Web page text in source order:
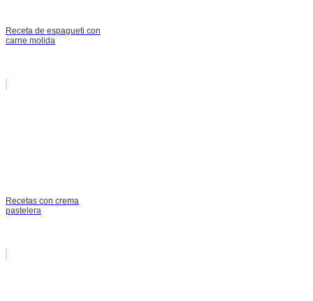
Receta de espagueti con
carne molida
Recetas con crema
pastelera